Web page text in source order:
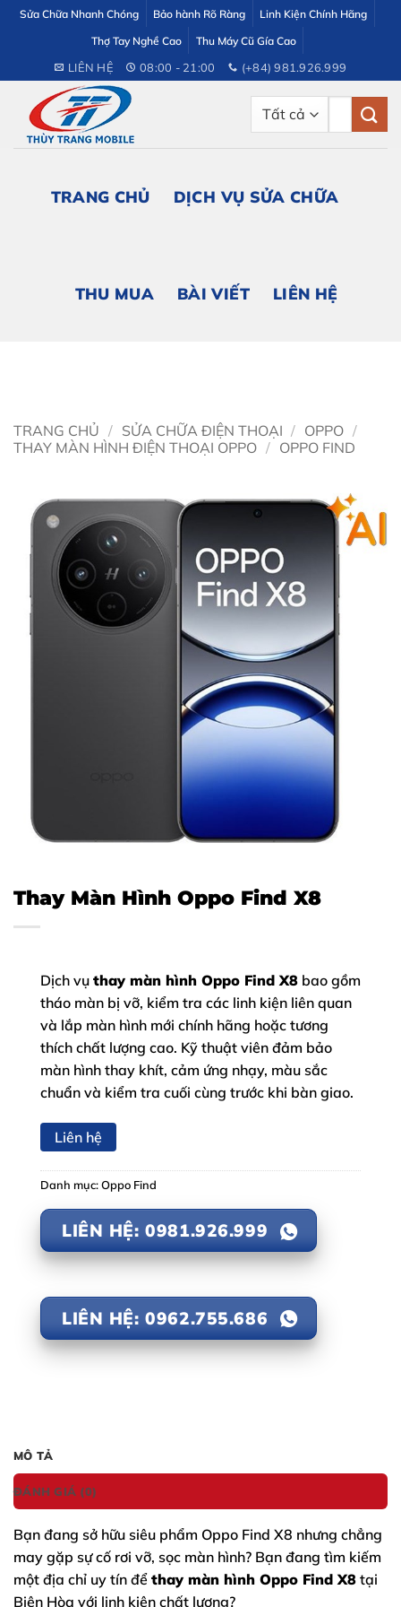
dung
Sửa Chữa Nhanh Chóng Bảo hành Rõ Ràng
Linh Kiện Chính Hãng
Thợ Tay Nghề Cao
Thu Máy Cũ Gía Cao
LIÊN HỆ 08:00 - 21:00 (+84) 981.926.999
TRANG CHỦ DỊCH VỤ SỬA CHỮA
THU MUA BÀI VIẾT LIÊN HỆ
TRANG CHỦ / SỬA CHỮA ĐIỆN THOẠI / OPPO /
THAY MÀN HÌNH ĐIỆN THOẠI OPPO / OPPO FIND
Thay Màn Hình Oppo Find X8
Dịch vụ thay màn hình Oppo Find X8 bao gồm
tháo màn bị vỡ, kiểm tra các linh kiện liên quan
và lắp màn hình mới chính hãng hoặc tương
thích chất lượng cao. Kỹ thuật viên đảm bảo
màn hình thay khít, cảm ứng nhạy, màu sắc
chuẩn và kiểm tra cuối cùng trước khi bàn giao.
Liên hệ
Danh mục:Oppo Find
LIÊN HỆ: 0981.926.999
LIÊN HỆ: 0962.755.686
MÔ TẢ
ĐÁNH GIÁ (0)
Bạn đang sở hữu siêu phẩm Oppo Find X8 nhưng chẳng
may gặp sự cố rơi vỡ, sọc màn hình? Bạn đang tìm kiếm
một địa chỉ uy tín để thay màn hình Oppo Find X8 tại
Biên Hòa với linh kiện chất lượng?